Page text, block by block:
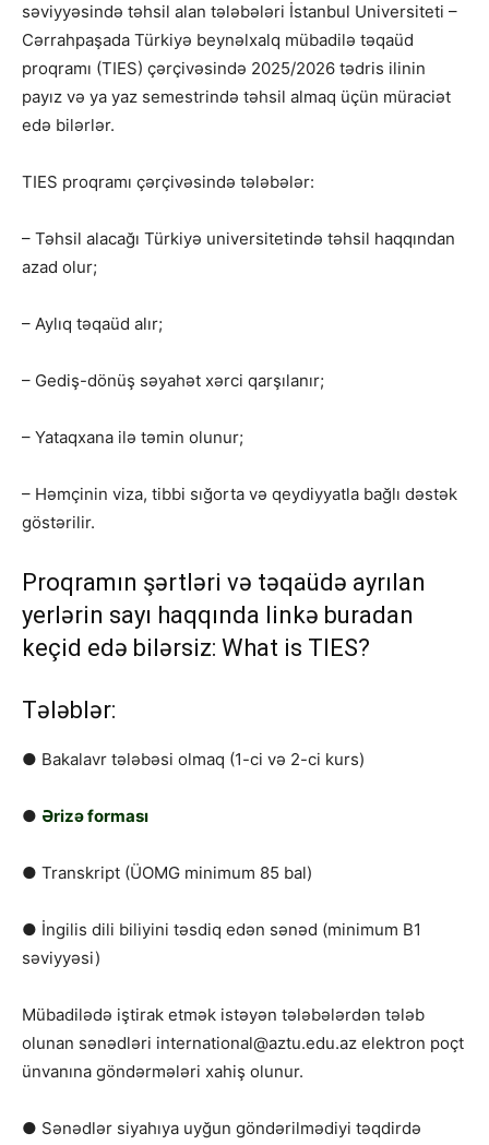
səviyyəsində təhsil alan tələbələri İstanbul Universiteti –
Cərrahpaşada Türkiyə beynəlxalq mübadilə təqaüd
proqramı (TIES) çərçivəsində 2025/2026 tədris ilinin
payız və ya yaz semestrində təhsil almaq üçün müraciət
edə bilərlər.
TIES proqramı çərçivəsində tələbələr:
– Təhsil alacağı Türkiyə universitetində təhsil haqqından
azad olur;
– Aylıq təqaüd alır;
– Gediş-dönüş səyahət xərci qarşılanır;
– Yataqxana ilə təmin olunur;
– Həmçinin viza, tibbi sığorta və qeydiyyatla bağlı dəstək
göstərilir.
Proqramın şərtləri və təqaüdə ayrılan
yerlərin sayı haqqında linkə buradan
keçid edə bilərsiz: What is TIES?
Tələblər:
● Bakalavr tələbəsi olmaq (1-ci və 2-ci kurs)
● Ərizə forması
● Transkript (ÜOMG minimum 85 bal)
● İngilis dili biliyini təsdiq edən sənəd (minimum B1
səviyyəsi)
Mübadilədə iştirak etmək istəyən tələbələrdən tələb
olunan sənədləri international@aztu.edu.az elektron poçt
ünvanına göndərmələri xahiş olunur.
● Sənədlər siyahıya uyğun göndərilmədiyi təqdirdə